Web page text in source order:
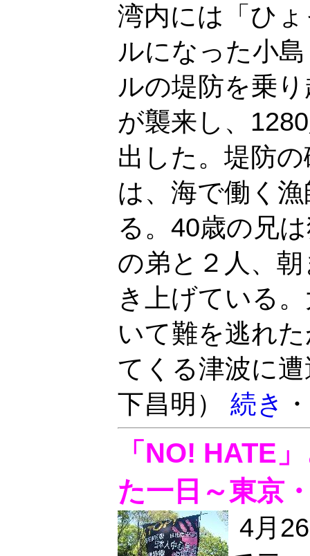
湾内には「ひ
ルになった小
ルの堤防を乗
が襲来し、
出した。堤防
は、海で働く
る。40歳の兄
の弟と２人、
き上げている
いて難を逃れ
てくる津波に
下昌明） 続き ・
「NO! HATE
た一日～東京
4月